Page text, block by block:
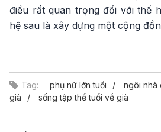
điều rất quan trọng đối với thế
hệ sau là xây dựng một cộng
Tag: phụ nữ lớn tuổi ngôi nhà
già
sống tập thể tuổi về già